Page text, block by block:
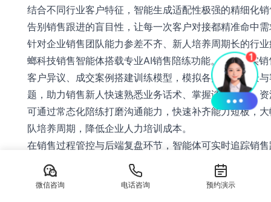
结合不同行业客户特征，智能生成适配性极强的精细化
告别销售跟进的盲目性，让每一次客户对接都精准命中
针对企业销售团队能力参差不齐、新人培养周期长的行
螂科技销售智能体搭载专业AI销售陪练功能。基于真实
客户异议、成交案例搭建训练模型，模拟各类沟通场景
题，助力销售新人快速熟悉业务话术、掌握谈判技巧，
可通过常态化陪练打磨沟通能力，快速补齐能力短板，
队培养周期，降低企业人力培训成本。
在销售过程管控与后端复盘环节，智能体可实时追踪销
程，智能分析销售进展、客户沟通效果、节点推进情况
跟进卡点与潜在流失风险，及时给出优化提醒。成交结
微信咨询 电话咨询 预约演示